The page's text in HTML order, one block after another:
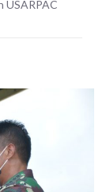
USARPAC